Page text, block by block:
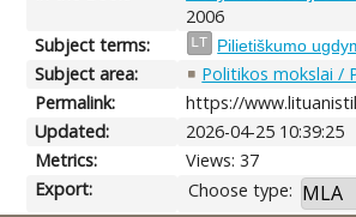
2006
Subject terms:
LT Pilietiškumo
Subject area: Politikos mokslai /
Permalink:
https://
Updated:
2026-04-25 10:39:25
Metrics:
Views: 37
Export:
Choose type: